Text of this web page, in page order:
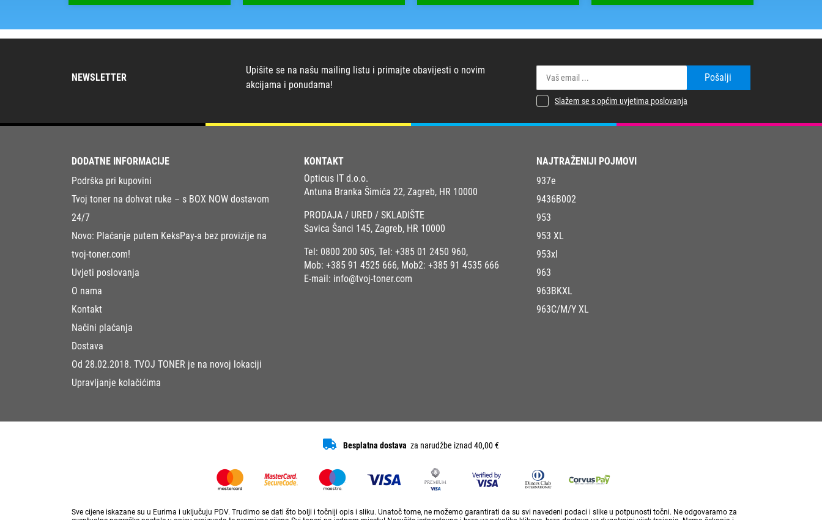
NEWSLETTER
Upišite se na našu mailing listu i primajte obavijesti o novim
akcijama i ponudama!
Pošalji
Slažem se s općim uvjetima poslovanja
DODATNE INFORMACIJE
Podrška pri kupovini
Tvoj toner na dohvat ruke – s BOX NOW dostavom
24/7
Novo: Plaćanje putem KeksPay-a bez provizije na
tvoj-toner.com!
Uvjeti poslovanja
O nama
Kontakt
Načini plaćanja
Dostava
Od 28.02.2018. TVOJ TONER je na novoj lokaciji
Upravljanje kolačićima
KONTAKT
Opticus IT d.o.o.
Antuna Branka Šimića 22, Zagreb, HR 10000
PRODAJA / URED / SKLADIŠTE
Savica Šanci 145, Zagreb, HR 10000
Tel: 0800 200 505, Tel: +385 01 2450 960,
Mob: +385 91 4525 666, Mob2: +385 91 4535 666
E-mail: info@tvoj-toner.com
NAJTRAŽENIJI POJMOVI
937e
9436B002
953
953 XL
953xl
963
963BKXL
963C/M/Y XL
Besplatna dostava za narudžbe iznad 40,00 €
Sve cijene iskazane su u Eurima i uključuju PDV. Trudimo se dati što bolji i točniji opis i sliku. Unatoč tome, ne možemo garantirati da su svi navedeni podaci i slike u potpunosti točni. Ne odgovaramo za